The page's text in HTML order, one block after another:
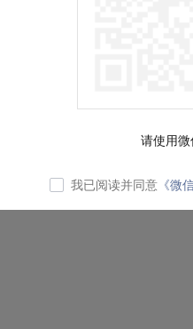
请使用
我已阅读并同意 《微